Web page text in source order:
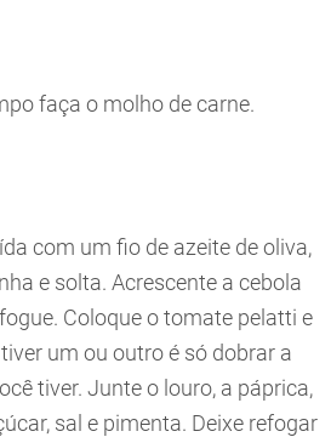
faça o molho de carne.
com um fio de azeite de oliva,
e solta. Acrescente a cebola
Coloque o tomate pelatti e
um ou outro é só dobrar a
tiver. Junte o louro, a páprica,
sal e pimenta. Deixe refogar